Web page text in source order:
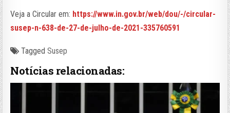
Veja a Circular em: https://www.in.gov.br/web/dou/-/circular-
susep-n-638-de-27-de-julho-de-2021-335760591
TaggedSusep
Notícias relacionadas: